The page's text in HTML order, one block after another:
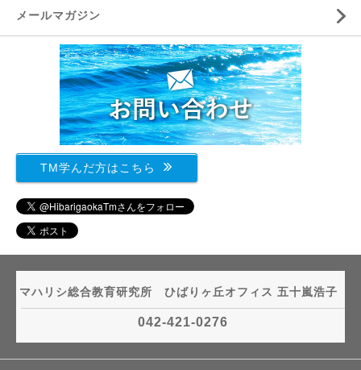
メールマガジン
TM学んだ方はこちら
マハリシ総合教育研究所 ひばりヶ丘オフィス 五十嵐浩子
042-421-0276